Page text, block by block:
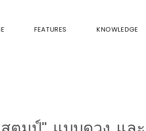
FEATURES KNOWLEDGE